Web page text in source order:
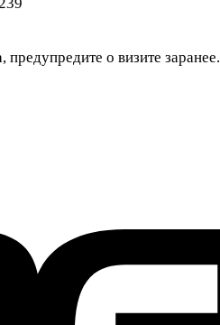
о визите заранее.